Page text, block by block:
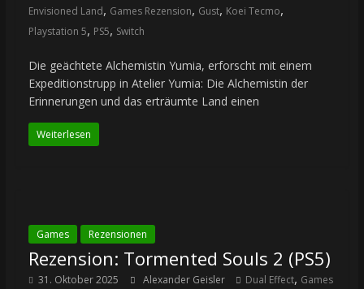
Envisioned Land, Games Rezension, Gust, Koei Tecmo,
Playstation 5, PS5, Switch
Die geächtete Alchemistin Yumia, erforscht mit einem
Expeditionstrupp in Atelier Yumia: Die Alchemistin der
Erinnerungen und das erträumte Land einen
Weiterlesen
Games Rezensionen
Rezension: Tormented Souls 2 (PS5)
31. Oktober 2025 Alexander Geisler Dual Effect, Games